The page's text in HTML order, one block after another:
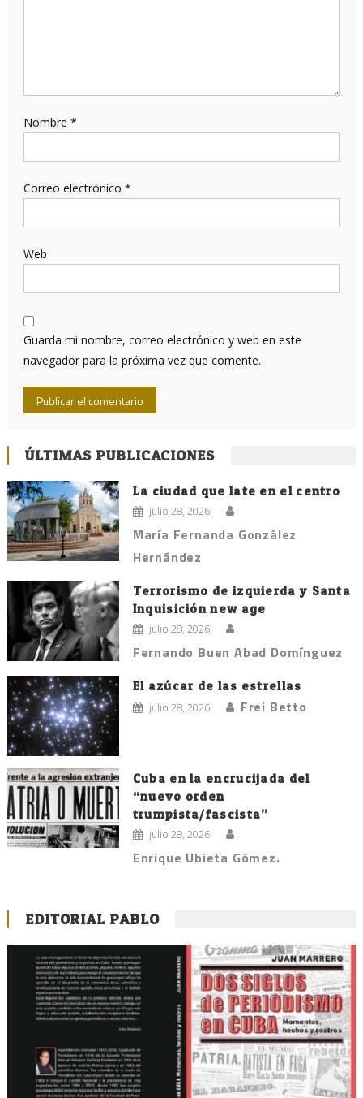
Nombre *
Correo electrónico *
Web
Guarda mi nombre, correo electrónico y web en este
navegador para la próxima vez que comente.
ÚLTIMAS PUBLICACIONES
La ciudad que late en el centro
julio 28, 2026
María Fernanda González
Hernández
Terrorismo de izquierda y Santa
Inquisición new age
julio 28, 2026
Fernando Buen Abad Domínguez
El azúcar de las estrellas
julio 28, 2026 Frei Betto
Cuba en la encrucijada del
“nuevo orden
trumpista/fascista”
julio 28, 2026
Enrique Ubieta Gómez.
EDITORIAL PABLO